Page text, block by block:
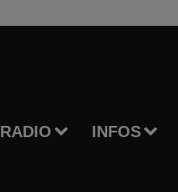
RADIO INFOS